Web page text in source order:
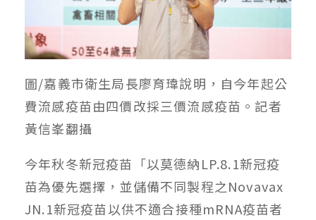
圖/嘉義市衛生局長廖育瑋說明，自今年起公
費流感疫苗由四價改採三價流感疫苗。記者
黃信峯翻攝
今年秋冬新冠疫苗「以莫德納LP.8.1新冠疫
苗為優先選擇，並儲備不同製程之Novavax
JN.1新冠疫苗以供不適合接種mRNA疫苗者